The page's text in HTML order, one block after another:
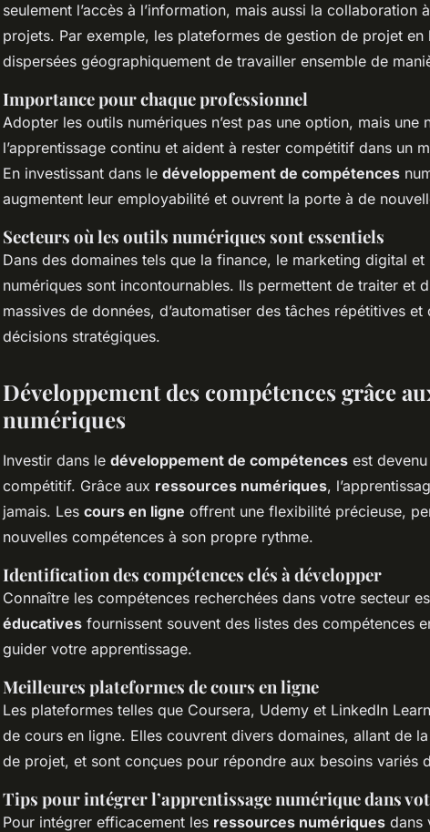
seulement l’accès à l’information, mais aussi la collaboration
projets. Par exemple, les plateformes de gestion de projet
dispersées géographiquement de travailler ensemble de
Importance pour chaque professionnel
Adopter les outils numériques n’est pas une option, mais une
l’apprentissage continu et aident à rester compétitif dans un
En investissant dans le développement de compétences
augmentent leur employabilité et ouvrent la porte à de
Secteurs où les outils numériques sont essentiels
Dans des domaines tels que la finance, le marketing digital
numériques sont incontournables. Ils permettent de traiter et
massives de données, d’automatiser des tâches répétitives
décisions stratégiques.
Développement des compétences grâce
numériques
Investir dans le développement de compétences est
compétitif. Grâce aux ressources numériques,
jamais. Les cours en ligne offrent une flexibilité précieuse,
nouvelles compétences à son propre rythme.
Identification des compétences clés à développer
Connaître les compétences recherchées dans votre secteur
éducatives fournissent souvent des listes des compétences
guider votre apprentissage.
Meilleures plateformes de cours en ligne
Les plateformes telles que Coursera, Udemy et LinkedIn
de cours en ligne. Elles couvrent divers domaines, allant de
de projet, et sont conçues pour répondre aux besoins variés
Tips pour intégrer l’apprentissage numérique dans
Pour intégrer efficacement les ressources numériques dans